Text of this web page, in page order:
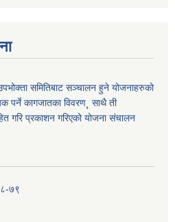
समितिबाट सञ्चालन हुने योजनाहरुको
कागजातका विवरण¸ साथै ती
गरि प्रकाशन गरिएको योजना संचालन
७९